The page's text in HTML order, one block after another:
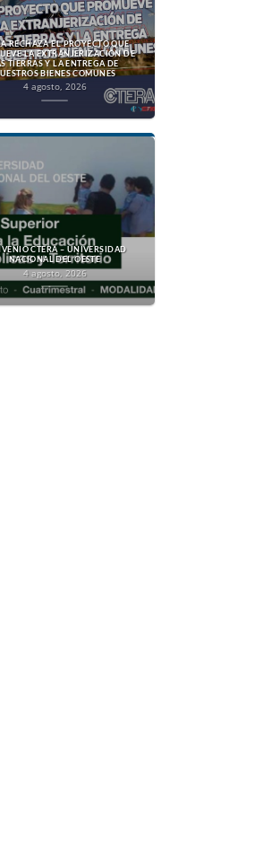
RECHAZA EL PROYECTO QUE
LA EXTRANJERIZACIÓN DE
TIERRAS Y LA ENTREGA DE
BIENES COMUNES
4 agosto, 2026
CTERA – UNIVERSIDAD
NACIONAL DEL OESTE
4 agosto, 2026